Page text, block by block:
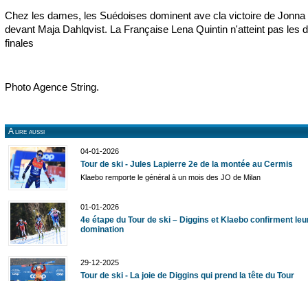
Chez les dames, les Suédoises dominent ave cla victoire de Jonna
devant Maja Dahlqvist. La Française Lena Quintin n'atteint pas les
finales
Photo Agence String.
A lire aussi
04-01-2026
Tour de ski - Jules Lapierre 2e de la montée au Cermis
Klaebo remporte le général à un mois des JO de Milan
01-01-2026
4e étape du Tour de ski – Diggins et Klaebo confirment
domination
29-12-2025
Tour de ski - La joie de Diggins qui prend la tête du Tour